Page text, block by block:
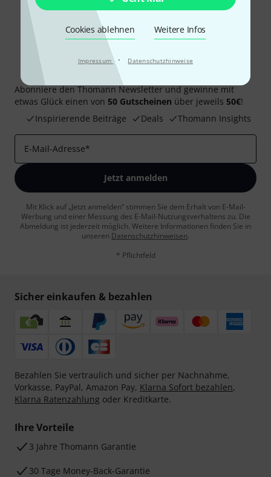
Cookies ablehnen Weitere Infos
Impressum · Datenschutzhinweise
Thomann Newsletter
Abonniere den Thomann Newsletter und gewinne mit
etwas Glück einen von 50 Gutscheinen über jeweils 50€!
Inspirierende Beiträge
Deals Thomann Insights
E-Mail-Adresse*
Jetzt anmelden
Mit Klick auf „Jetzt anmelden“ stimmen Sie dem Erhalt von E-Mail-
Werbung und einer Messung des E-Mail-Nutzungsverhaltens zu. Die
Abmeldung ist jederzeit möglich. Weitere Informationen finden Sie in
unseren Datenschutzhinweisen.
* Pflichtfeld
Sicher einkaufen & bezahlen
Bezahlen Sie vertraulich und sicher per Nachnahme,
Vorkasse, PayPal, Amazon Pay, Klarna Sofort bezahlen,
Klarna Ratenzahlung oder Kreditkarte.
Ihre Vorteile
3 Jahre Thomann Garantie
30 Tage Money-Back-Garantie